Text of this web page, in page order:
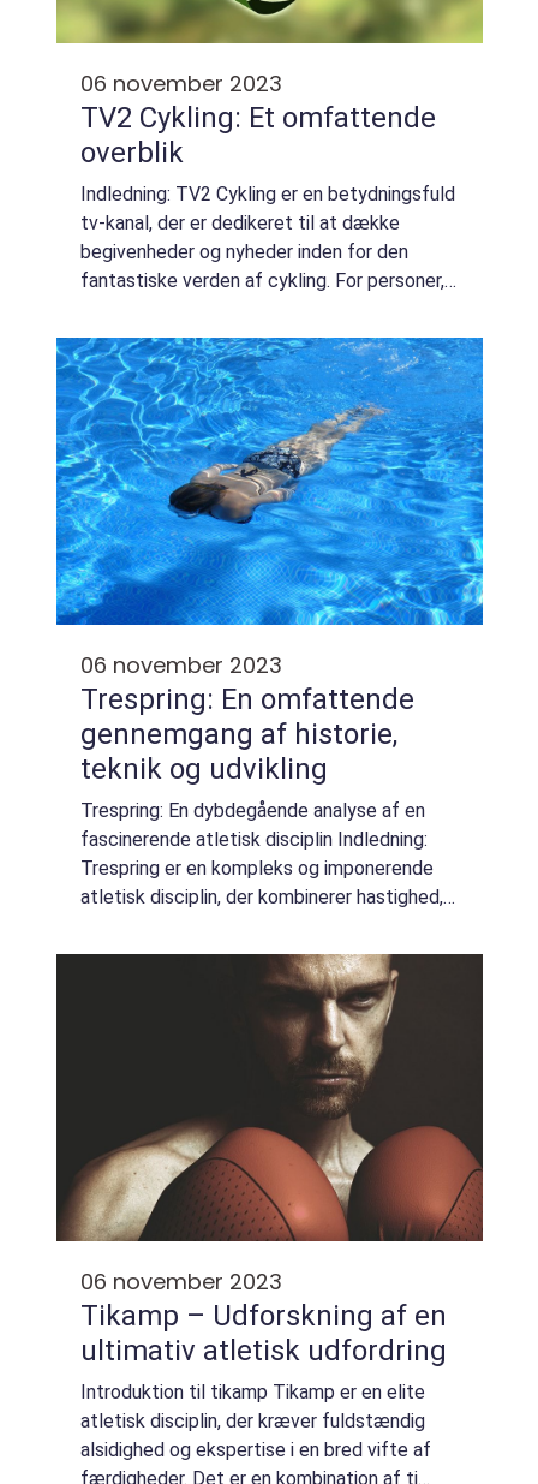
06 november 2023
TV2 Cykling: Et omfattende
overblik
Indledning: TV2 Cykling er en betydningsfuld
tv-kanal, der er dedikeret til at dække
begivenheder og nyheder inden for den
fantastiske verden af cykling. For personer,
det vigtigt at have en dybdegående ...
06 november 2023
Trespring: En omfattende
gennemgang af historie,
teknik og udvikling
Trespring: En dybdegående analyse af en
fascinerende atletisk disciplin Indledning:
Trespring er en kompleks og imponerende
atletisk disciplin, der kombinerer hastighed,
ikke kun kræver fysisk formåen, men ...
06 november 2023
Tikamp – Udforskning af en
ultimativ atletisk udfordring
Introduktion til tikamp Tikamp er en elite
atletisk disciplin, der kræver fuldstændig
alsidighed og ekspertise i en bred vifte af
færdigheder. Det er en kombination af ti